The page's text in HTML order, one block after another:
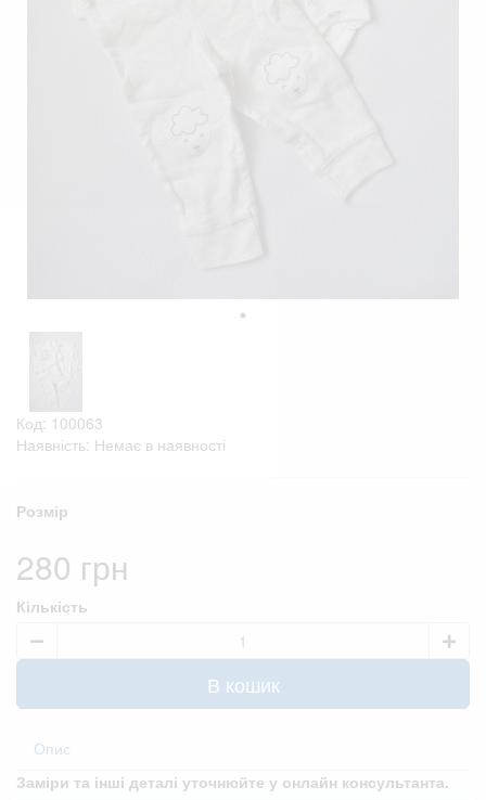
Код: 100063
Наявність: Немає в наявності
Розмір
280 грн
Кількість
В кошик
Опис
Заміри та інші деталі уточнюйте у онлайн консультанта.